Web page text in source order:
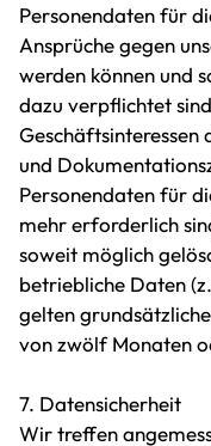
Personendaten für
Ansprüche gegen
werden können und
dazu verpflichtet
und
Personendaten für
mehr erforderlich
soweit möglich
betriebliche Daten
gelten
von zwölf Monaten
7. Datensicherheit
Wir treffen